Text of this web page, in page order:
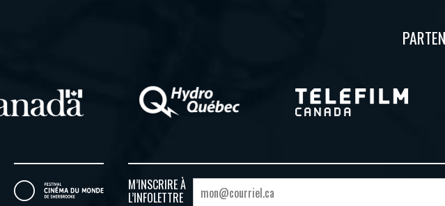
M’INSCRIRE À
L’INFOLETTRE